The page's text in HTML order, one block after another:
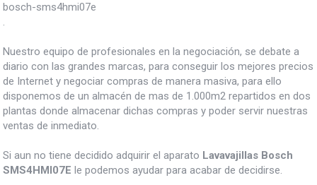
bosch-sms4hmi07e
.
Nuestro equipo de profesionales en la negociación, se debate a
diario con las grandes marcas, para conseguir los mejores precios
de Internet y negociar compras de manera masiva, para ello
disponemos de un almacén de mas de 1.000m2 repartidos en dos
plantas donde almacenar dichas compras y poder servir nuestras
ventas de inmediato.
Si aun no tiene decidido adquirir el aparato Lavavajillas Bosch
SMS4HMI07E le podemos ayudar para acabar de decidirse.